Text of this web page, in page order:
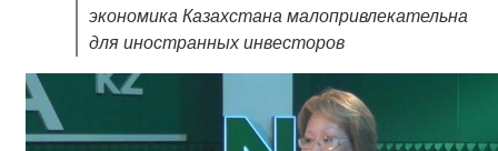
экономика Казахстана малопривлекательна
для иностранных инвесторов